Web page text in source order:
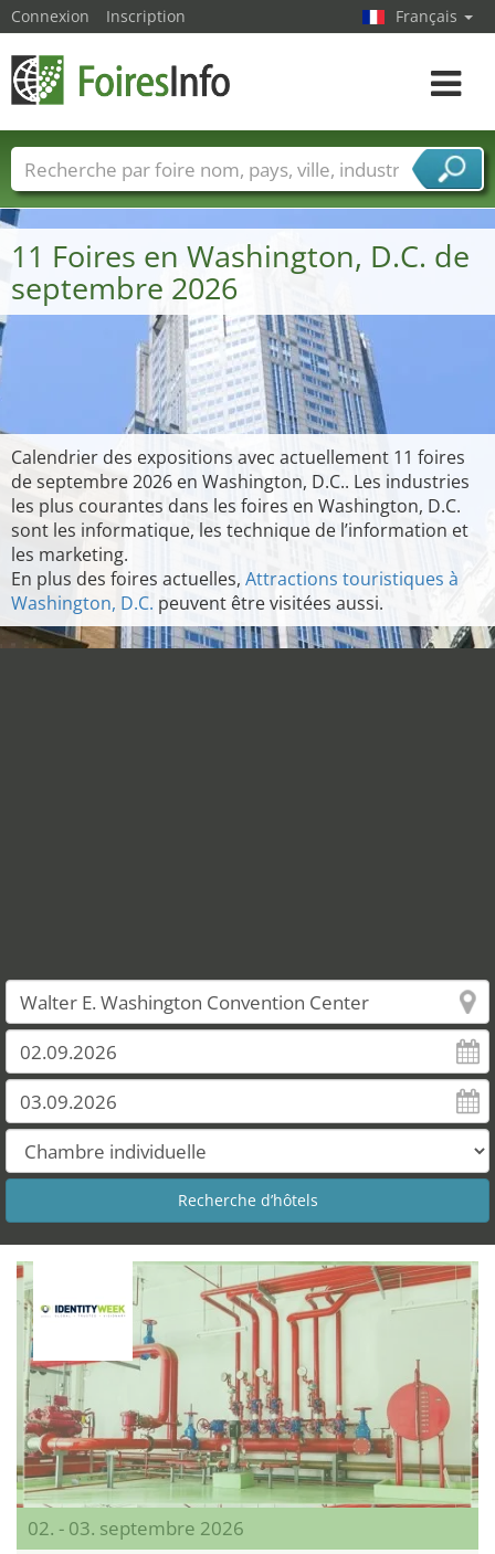
11 Foires en Washington, D.C. de
septembre 2026
Calendrier des expositions avec actuellement 11 foires
de septembre 2026 en Washington, D.C.. Les industries
les plus courantes dans les foires en Washington, D.C.
sont les informatique, les technique de l’information et
les marketing.
En plus des foires actuelles, Attractions touristiques à
Washington, D.C. peuvent être visitées aussi.
02. - 03. septembre 2026
Connexion Inscription Français
Toggle
Foire noms Pays Villes
Secteurs de foire
Secteurs du fournisseur de services